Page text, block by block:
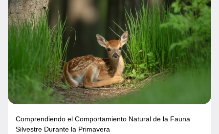
Comprendiendo el Comportamiento Natural de la Fauna
Silvestre Durante la Primavera